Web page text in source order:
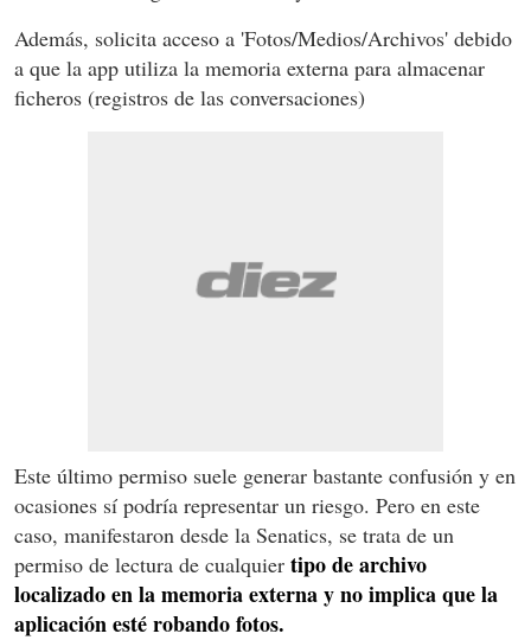
Además, solicita acceso a 'Fotos/Medios/Archivos' debido
a que la app utiliza la memoria externa para almacenar
ficheros (registros de las conversaciones)
Este último permiso suele generar bastante confusión y en
ocasiones sí podría representar un riesgo. Pero en este
caso, manifestaron desde la Senatics, se trata de un
permiso de lectura de cualquier tipo de archivo
localizado en la memoria externa y no implica que la
aplicación esté robando fotos.